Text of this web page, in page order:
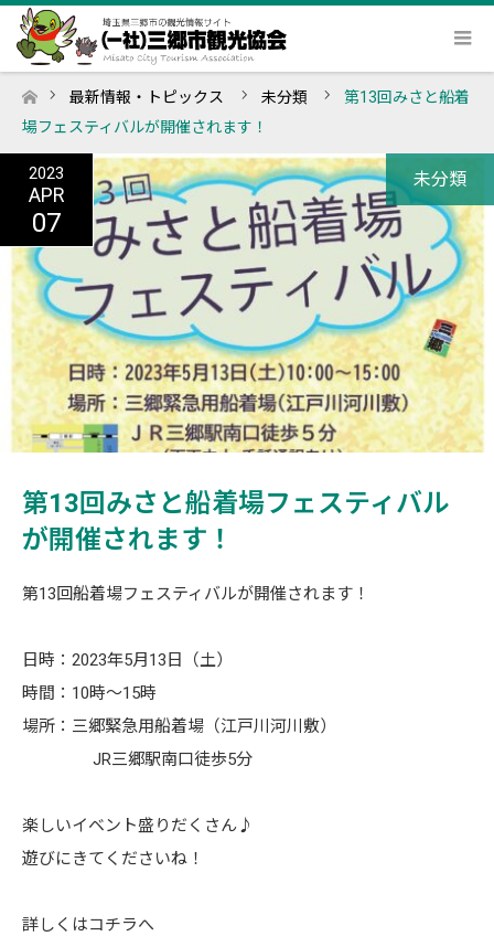
ホーム
最新情報・トピックス 未分類
第13回みさと船着
場フェスティバルが開催されます！
2023
APR
07
未分類
第13回みさと船着場フェスティバル
が開催されます！
第13回船着場フェスティバルが開催されます！
日時：2023年5月13日（土）
時間：10時～15時
場所：三郷緊急用船着場（江戸川河川敷）
JR三郷駅南口徒歩5分
楽しいイベント盛りだくさん♪
遊びにきてくださいね！
詳しくはコチラへ